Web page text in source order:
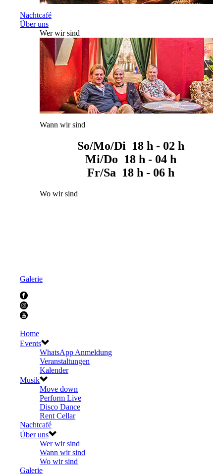
Nachtcafé
Über uns
Wer wir sind
Wann wir sind
So/Mo/Di 18 h - 02 h
Mi/Do 18 h - 04 h
Fr/Sa 18 h - 06 h
Wo wir sind
Galerie
Home
Events
WhatsApp Anmeldung
Veranstaltungen
Kalender
Musik
Move down
Perform Live
Disco Dance
Rent Cellar
Nachtcafé
Über uns
Wer wir sind
Wann wir sind
Wo wir sind
Galerie